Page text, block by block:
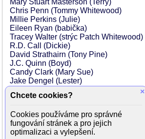
Mary Stuart Masterson (Terry)
Chris Penn (Tommy Whitewood)
Millie Perkins (Julie)
Eileen Ryan (babička)
Tracey Walter (strýc Patch Whitewood)
R.D. Call (Dickie)
David Strathairn (Tony Pine)
J.C. Quinn (Boyd)
Candy Clark (Mary Sue)
Jake Dengel (Lester)
Stephen Geoffreys (Aggie)
Noelle Parker (Jill)
Alan Autry (Ernie)
Paul Herman (prodavač)
×
Chcete cookies?
Cookies používáme pro správné
fungování stránek a pro jejich
optimalizaci a vylepšení.